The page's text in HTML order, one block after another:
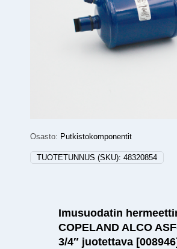
Osasto: Putkistokomponentit
TUOTETUNNUS (SKU): 48320854
Imusuodatin
COPELAND ALCO
3/4″ juotettava [008946]